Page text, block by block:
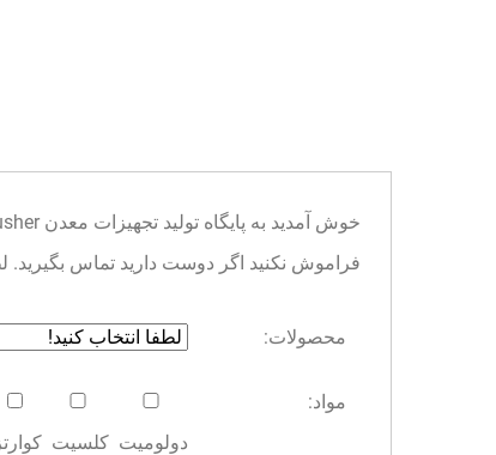
فراموش نکنید اگر دوست دارید تماس بگیرید.
محصولات:
مواد:
دولومیت کلسیت کوارتز